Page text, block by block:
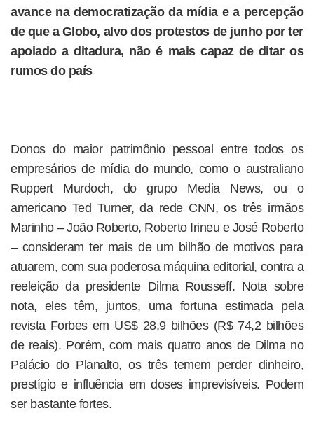
avance na democratização da mídia e a percepção
de que a Globo, alvo dos protestos de junho por ter
apoiado a ditadura, não é mais capaz de ditar os
rumos do país
Donos do maior patrimônio pessoal entre todos os
empresários de mídia do mundo, como o australiano
Ruppert Murdoch, do grupo Media News, ou o
americano Ted Turner, da rede CNN, os três irmãos
Marinho – João Roberto, Roberto Irineu e José Roberto
– consideram ter mais de um bilhão de motivos para
atuarem, com sua poderosa máquina editorial, contra a
reeleição da presidente Dilma Rousseff. Nota sobre
nota, eles têm, juntos, uma fortuna estimada pela
revista Forbes em US$ 28,9 bilhões (R$ 74,2 bilhões
de reais). Porém, com mais quatro anos de Dilma no
Palácio do Planalto, os três temem perder dinheiro,
prestígio e influência em doses imprevisíveis. Podem
ser bastante fortes.